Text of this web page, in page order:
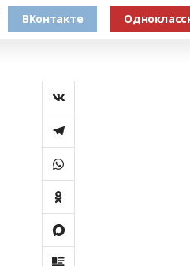
ВКонтакте